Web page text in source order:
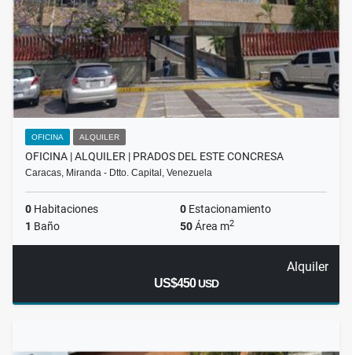
OFICINA ALQUILER
OFICINA | ALQUILER | PRADOS DEL ESTE CONCRESA
Caracas, Miranda - Dtto. Capital, Venezuela
0 Habitaciones 0 Estacionamiento
1 Baño 50Área m2
Alquiler
US$450USD